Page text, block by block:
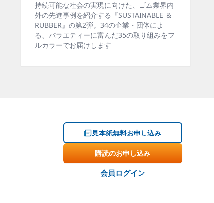
持続可能な社会の実現に向けた、ゴム業界内
外の先進事例を紹介する『SUSTAINABLE ＆
RUBBER』の第2弾。34の企業・団体によ
る、バラエティーに富んだ35の取り組みをフ
ルカラーでお届けします
ゴム報知新聞
製品・市場分
ー、海外企業
見本紙無料お申し込み
購読のお申し込み
会員ログイン